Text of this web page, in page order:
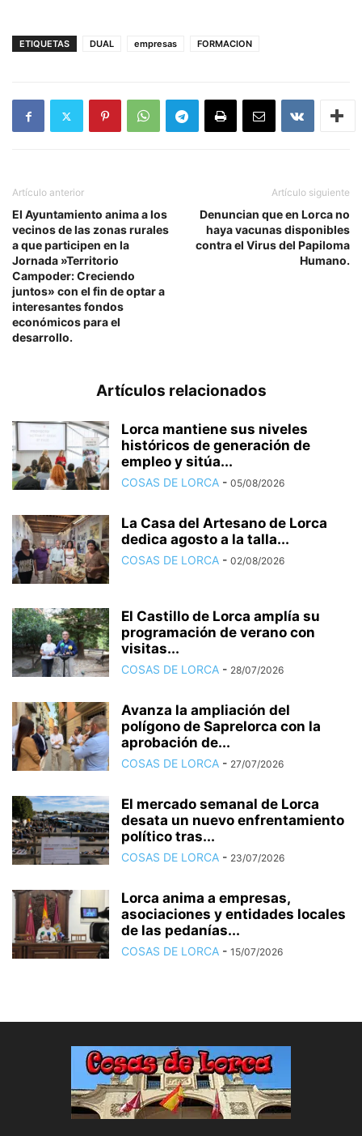
ETIQUETAS DUAL empresas FORMACION
Artículo anterior
El Ayuntamiento anima a los
vecinos de las zonas rurales
a que participen en la
Jornada »Territorio
Campoder: Creciendo
juntos» con el fin de optar a
interesantes fondos
económicos para el
desarrollo.
Artículo siguiente
Denuncian que en Lorca no
haya vacunas disponibles
contra el Virus del Papiloma
Humano.
Artículos relacionados
Lorca mantiene sus niveles
históricos de generación de
empleo y sitúa...
COSAS DE LORCA - 05/08/2026
La Casa del Artesano de Lorca
dedica agosto a la talla...
COSAS DE LORCA - 02/08/2026
El Castillo de Lorca amplía su
programación de verano con
visitas...
COSAS DE LORCA - 28/07/2026
Avanza la ampliación del
polígono de Saprelorca con la
aprobación de...
COSAS DE LORCA - 27/07/2026
El mercado semanal de Lorca
desata un nuevo enfrentamiento
político tras...
COSAS DE LORCA - 23/07/2026
Lorca anima a empresas,
asociaciones y entidades locales
de las pedanías...
COSAS DE LORCA - 15/07/2026